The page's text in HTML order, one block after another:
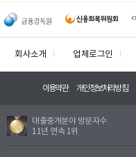
회사소개 업체로그인
이용약관 개인정보처리방침
대출중개분야 방문자수
11년 연속 1위